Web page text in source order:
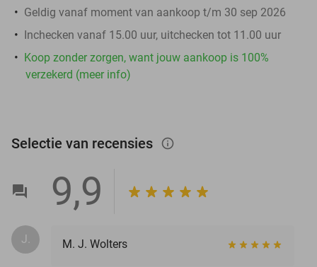
Geldig vanaf moment van aankoop t/m 30 sep 2026
Inchecken vanaf 15.00 uur, uitchecken tot 11.00 uur
Koop zonder zorgen, want jouw aankoop is 100%
verzekerd (meer info)
Selectie van recensies info_outlined
9,9
J. M. J. Wolters